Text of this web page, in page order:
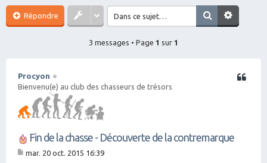
Répondre
3 messages • Page 1 sur 1
Procyon
Bienvenu(e) au club des chasseurs de trésors
Fin de la chasse - Découverte de la contremarque
Citation
mar. 20 oct. 2015 16:39